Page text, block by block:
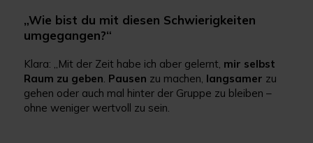
„Wie bist du mit diesen Schwierigkeiten
umgegangen?“
Klara: „Mit der Zeit habe ich aber gelernt, mir selbst
Raum zu geben Pausen zu machen, langsamer zu
gehen oder auch mal hinter der Gruppe zu bleiben –
ohne weniger wertvoll zu sein.